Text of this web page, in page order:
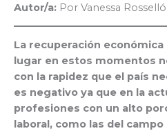
Autor/a: Por Vanessa Rosselló
La recuperación
lugar en estos momentos
con la rapidez que el país
es negativo ya que en la
profesiones con un alto
laboral, como las del